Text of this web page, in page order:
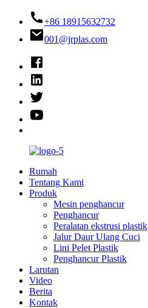
+86 18915632732
001@jrplas.com
Rumah
Tentang Kami
Produk
Mesin penghancur
Penghancur
Peralatan ekstrusi plastik
Jalur Daur Ulang Cuci
Lini Pelet Plastik
Penghancur Plastik
Larutan
Video
Berita
Kontak